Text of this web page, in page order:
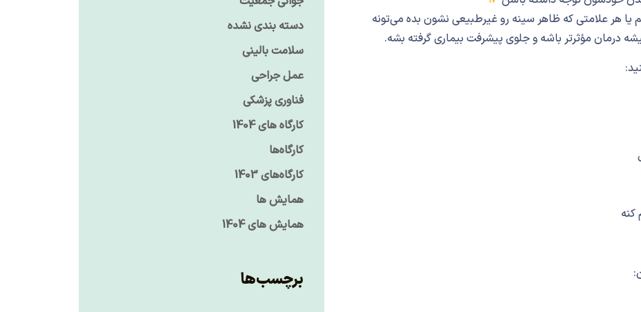
هر علامتی که ظاهر سینه رو غیرطبیعی نشون بده می‌تونه
مؤثرتر باشه و جلوی پیشرفت بیماری گرفته بشه.
کنه
دسته بندی نشده
سلامت بالینی
عمل جراحی
فناوری پزشکی
کارگاه های 1404
کارگاه‌ها
کارگاه‌های 1403
همایش ها
همایش های 1404
برچسب‌ها